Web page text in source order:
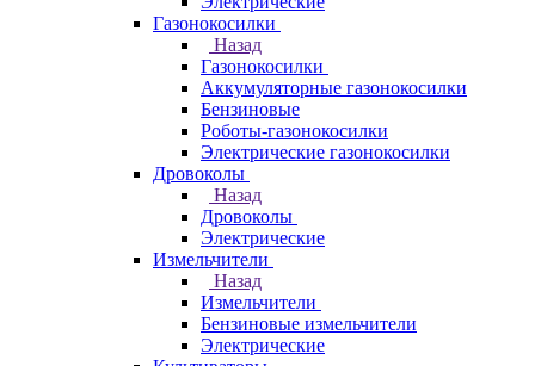
Газонокосилки
Назад
Газонокосилки
Аккумуляторные газонокосилки
Бензиновые
Роботы-газонокосилки
Электрические газонокосилки
Дровоколы
Назад
Дровоколы
Электрические
Измельчители
Назад
Измельчители
Бензиновые измельчители
Электрические